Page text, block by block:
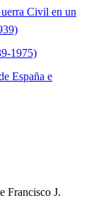
Civil en un
1975)
España e
Francisco J.